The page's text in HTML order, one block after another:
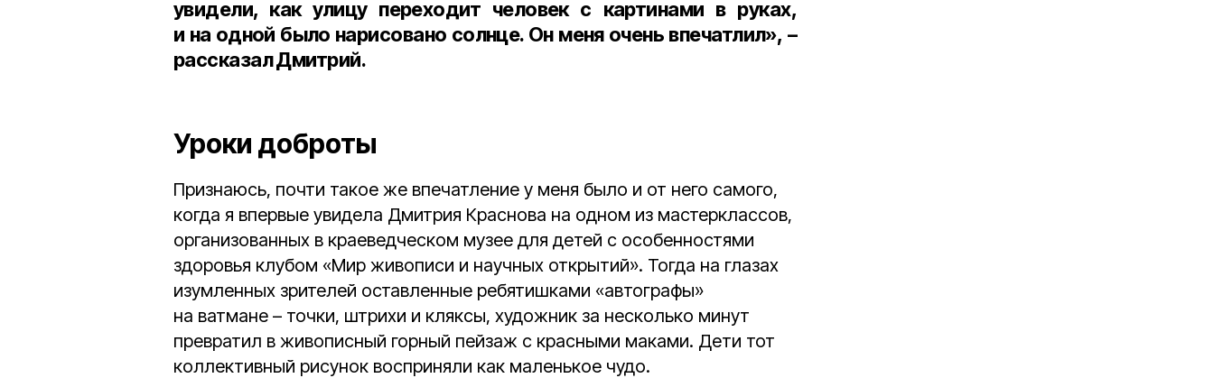
увидели, как улицу переходит человек с картинами в руках,
и на одной было нарисовано солнце. Он меня очень впечатлил», –
рассказал Дмитрий.
Уроки доброты
Признаюсь, почти такое же впечатление у меня было и от него самого,
когда я впервые увидела Дмитрия Краснова на одном из мастерклассов,
организованных в краеведческом музее для детей с особенностями
здоровья клубом «Мир живописи и научных открытий». Тогда на глазах
изумленных зрителей оставленные ребятишками «автографы»
на ватмане – точки, штрихи и кляксы, художник за несколько минут
превратил в живописный горный пейзаж с красными маками. Дети тот
коллективный рисунок восприняли как маленькое чудо.